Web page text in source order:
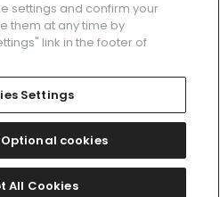
ご利用規約
ー Cookies Settings
またはその関連会社の商標です。
WATCH CO., LTD.
settings and confirm your
them at any time by
link in the footer of
Settings
cookies
All Cookies